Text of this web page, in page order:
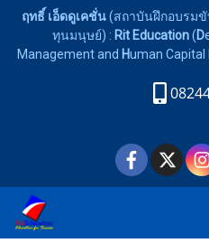
ฤทธิ์ เอ็ดดูเคชั่น(สถาบันฝึกอบรมขั
ทุนมนุษย์) : Rit Education(D
Management and Human Capital